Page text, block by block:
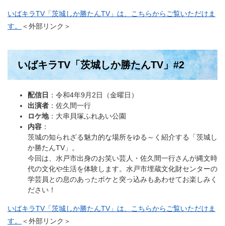
いばキラTV「茨城しか勝たんTV」は、こちらからご覧いただけま
す。
＜外部リンク＞
いばキラTV「茨城しか勝たんTV」#2
配信日 ：令和4年9月2日（金曜日）
出演者 ：佐久間一行
ロケ地：大串貝塚ふれあい公園
内容 ：
茨城の知られざる魅力的な場所をゆる～く紹介する「茨城し
か勝たんTV」。
今回は、水戸市出身のお笑い芸人・佐久間一行さんが縄文時
代の文化や生活を体験します。水戸市埋蔵文化財センターの
学芸員との息のあったボケと突っ込みもあわせてお楽しみく
ださい！
いばキラTV「茨城しか勝たんTV」は、こちらからご覧いただけま
す。
＜外部リンク＞